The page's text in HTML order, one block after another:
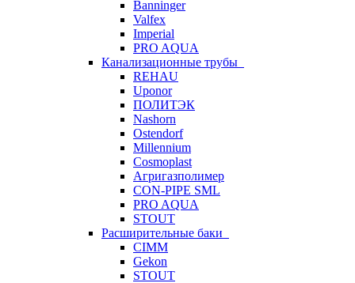
Banninger
Valfex
Imperial
PRO AQUA
Канализационные трубы
REHAU
Uponor
ПОЛИТЭК
Nashorn
Ostendorf
Millennium
Cosmoplast
Агригазполимер
CON-PIPE SML
PRO AQUA
STOUT
Расширительные баки
CIMM
Gekon
STOUT